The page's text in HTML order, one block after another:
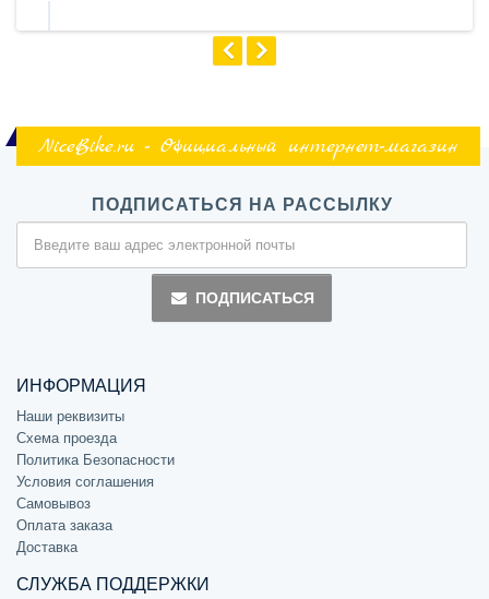
NiceBike.ru - Официальный интернет-магазин
ПОДПИСАТЬСЯ НА РАССЫЛКУ
ПОДПИСАТЬСЯ
ИНФОРМАЦИЯ
Наши реквизиты
Схема проезда
Политика Безопасности
Условия соглашения
Самовывоз
Оплата заказа
Доставка
СЛУЖБА ПОДДЕРЖКИ